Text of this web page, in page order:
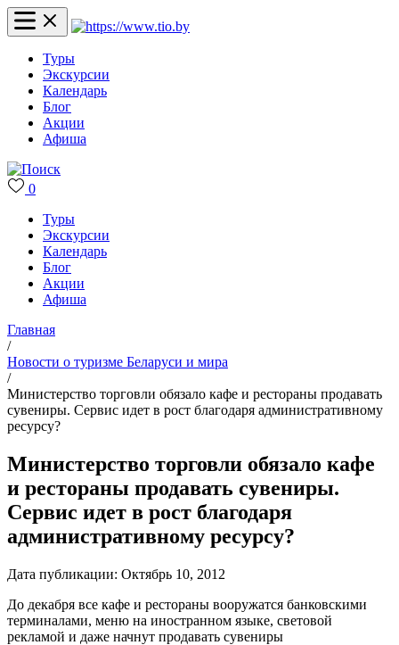
Туры
Экскурсии
Календарь
Блог
Акции
Афиша
0
Туры
Экскурсии
Календарь
Блог
Акции
Афиша
Главная
/
Новости о туризме Беларуси и мира
/
Министерство торговли обязало кафе и рестораны продавать
сувениры. Сервис идет в рост благодаря административному
ресурсу?
Министерство торговли обязало кафе
и рестораны продавать сувениры.
Сервис идет в рост благодаря
административному ресурсу?
Дата публикации: Октябрь 10, 2012
До декабря все кафе и рестораны вооружатся банковскими
терминалами, меню на иностранном языке, световой
рекламой и даже начнут продавать сувениры